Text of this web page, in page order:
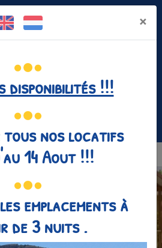
Autoriser
04 75 35 25 80
MENU
×
disponibilités !!!
tous nos locatifs
14 Aout !!!
emplacements à
de 3 nuits .